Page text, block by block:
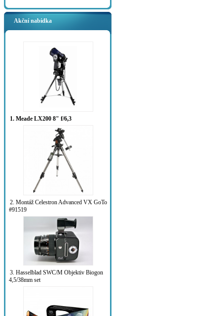
Akční nabídka
1. Meade LX200 8" f/6,3
2. Montáž Celestron Advanced VX GoTo
#91519
3. Hasselblad SWC/M Objektiv Biogon
4,5/38mm set